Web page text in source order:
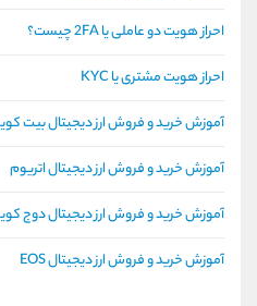
احراز هویت دو عاملی یا 2FA چیست؟
احراز هویت مشتری یا KYC
آموزش خرید و فروش ارز دیجیتال بیت
آموزش خرید و فروش ارز دیجیتال اتریوم
آموزش خرید و فروش ارز دیجیتال دوج
آموزش خرید و فروش ارز دیجیتال EOS